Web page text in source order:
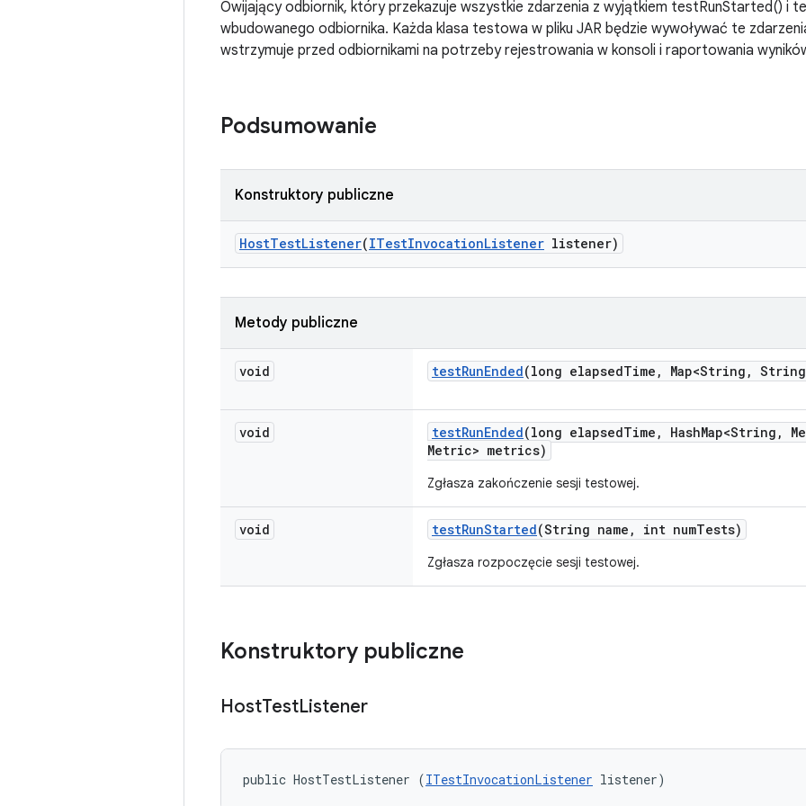
Owijający odbiornik, który przekazuje wszystkie zdarzenia z wyjątkiem testRunStarted() i
wbudowanego odbiornika. Każda klasa testowa w pliku JAR będzie wywoływać te
wstrzymuje przed odbiornikami na potrzeby rejestrowania w konsoli i raportowania
Podsumowanie
Konstruktory publiczne
HostTestListener(ITestInvocationListener listener)
Metody publiczne
void testRunEnded(long elapsedTime , Map<String ,
void testRunEnded(long elapsedTime , HashMap<String ,
Metric> metrics)
Zgłasza zakończenie sesji testowej.
void testRunStarted(String name , int numTests)
Zgłasza rozpoczęcie sesji testowej.
Konstruktory publiczne
HostTestListener
public HostTestListener (ITestInvocationListener listener)